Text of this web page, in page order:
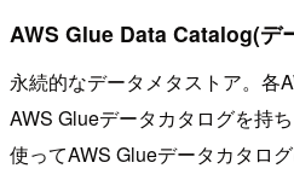
AWS Glue Data Catalog(デ
永続的なデータメタストア。各
AWS Glueデータカタログを持
使ってAWS Glueデータカタロ